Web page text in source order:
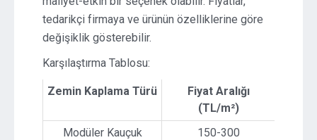
tedarikçi firmaya ve ürünün özelliklerine göre
değişiklik gösterebilir.
Karşılaştırma Tablosu:
Zemin Kaplama Türü
Fiyat Aralığı
(TL/m²)
Modüler Kauçuk
150-300